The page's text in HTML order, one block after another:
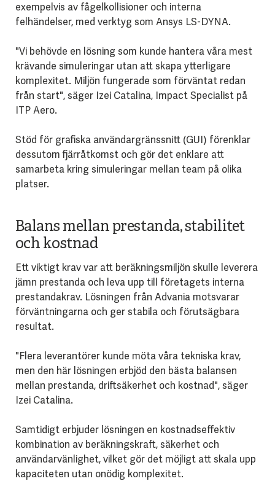
exempelvis av fågelkollisioner och interna
felhändelser, med verktyg som Ansys LS-DYNA.
"Vi behövde en lösning som kunde hantera våra mest
krävande simuleringar utan att skapa ytterligare
komplexitet. Miljön fungerade som förväntat redan
från start", säger Izei Catalina, Impact Specialist på
ITP Aero.
Stöd för grafiska användargränssnitt (GUI) förenklar
dessutom fjärråtkomst och gör det enklare att
samarbeta kring simuleringar mellan team på olika
platser.
Balans mellan prestanda, stabilitet
och kostnad
Ett viktigt krav var att beräkningsmiljön skulle leverera
jämn prestanda och leva upp till företagets interna
prestandakrav. Lösningen från Advania motsvarar
förväntningarna och ger stabila och förutsägbara
resultat.
"Flera leverantörer kunde möta våra tekniska krav,
men den här lösningen erbjöd den bästa balansen
mellan prestanda, driftsäkerhet och kostnad", säger
Izei Catalina.
Samtidigt erbjuder lösningen en kostnadseffektiv
kombination av beräkningskraft, säkerhet och
användarvänlighet, vilket gör det möjligt att skala upp
kapaciteten utan onödig komplexitet.